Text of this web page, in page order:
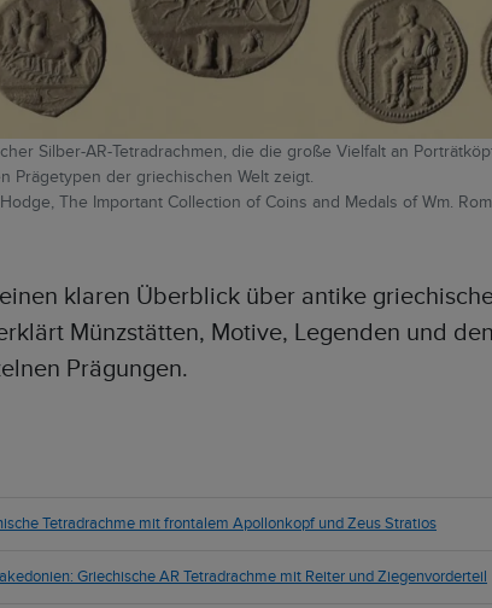
Silber-AR-Tetradrachmen, die die große Vielfalt an
Prägetypen der griechischen Welt zeigt.
The Important Collection of Coins and Medals of Wm.
klaren Überblick über antike
Münzstätten, Motive, Legenden und
Prägungen.
Tetradrachme mit frontalem Apollonkopf und Zeus Stratios
Griechische AR Tetradrachme mit Reiter und Ziegenvorderteil